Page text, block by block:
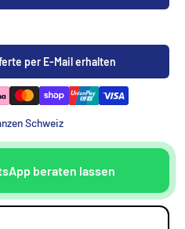
per E-Mail erhalten
Schweiz
beraten lassen